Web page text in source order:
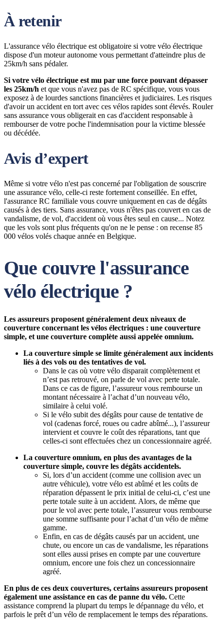
À retenir
L'assurance vélo électrique est obligatoire si votre vélo électrique
dispose d'un moteur autonome vous permettant d'atteindre plus de
25km/h sans pédaler.
Si votre vélo électrique est mu par une force pouvant dépasser
les 25km/h et que vous n'avez pas de RC spécifique, vous vous
exposez à de lourdes sanctions financières et judiciaires. Les risques
d'avoir un accident en tort avec ces vélos rapides sont élevés. Rouler
sans assurance vous obligerait en cas d'accident responsable à
rembourser de votre poche l'indemnisation pour la victime blessée
ou décédée.
Avis d’expert
Même si votre vélo n'est pas concerné par l'obligation de souscrire
une assurance vélo, celle-ci reste fortement conseillée. En effet,
l'assurance RC familiale vous couvre uniquement en cas de dégâts
causés à des tiers. Sans assurance, vous n'êtes pas couvert en cas de
vandalisme, de vol, d'accident où vous êtes seul en cause... Notez
que les vols sont plus fréquents qu'on ne le pense : on recense 85
000 vélos volés chaque année en Belgique.
Que couvre l'assurance
vélo électrique ?
Les assureurs proposent généralement deux niveaux de
couverture concernant les vélos électriques : une couverture
simple, et une couverture complète aussi appelée omnium.
La couverture simple se limite généralement aux incidents
liés à des vols ou des tentatives de vol.
Dans le cas où votre vélo disparait complètement et
n’est pas retrouvé, on parle de vol avec perte totale.
Dans ce cas de figure, l’assureur vous rembourse un
montant nécessaire à l’achat d’un nouveau vélo,
similaire à celui volé.
Si le vélo subit des dégâts pour cause de tentative de
vol (cadenas forcé, roues ou cadre abîmé...), l’assureur
intervient et couvre le coût des réparations, tant que
celles-ci sont effectuées chez un concessionnaire agréé.
La couverture omnium, en plus des avantages de la
couverture simple, couvre les dégâts accidentels.
Si, lors d’un accident (comme une collision avec un
autre véhicule), votre vélo est abîmé et les coûts de
réparation dépassent le prix initial de celui-ci, c’est une
perte totale suite à un accident. Alors, de même que
pour le vol avec perte totale, l’assureur vous rembourse
une somme suffisante pour l’achat d’un vélo de même
gamme.
Enfin, en cas de dégâts causés par un accident, une
chute, ou encore un cas de vandalisme, les réparations
sont elles aussi prises en compte par une couverture
omnium, encore une fois chez un concessionnaire
agréé.
En plus de ces deux couvertures, certains assureurs proposent
également une assistance en cas de panne du vélo. Cette
assistance comprend la plupart du temps le dépannage du vélo, et
parfois le prêt d’un vélo de remplacement le temps des réparations.